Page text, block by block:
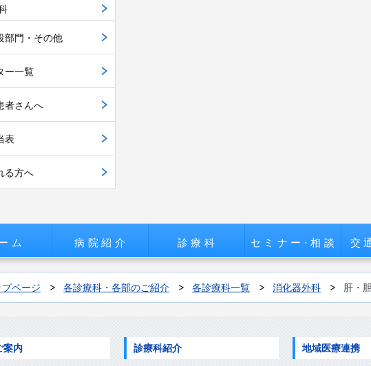
部門・その他
ー一覧
者さんへ
表
る方へ
ム 病院紹介 診療科 セミナー·相談 交
プページ 各診療科・各部のご紹介 各診療科一覧 消化器外科 肝・
案内 診療科紹介 地域医療連携